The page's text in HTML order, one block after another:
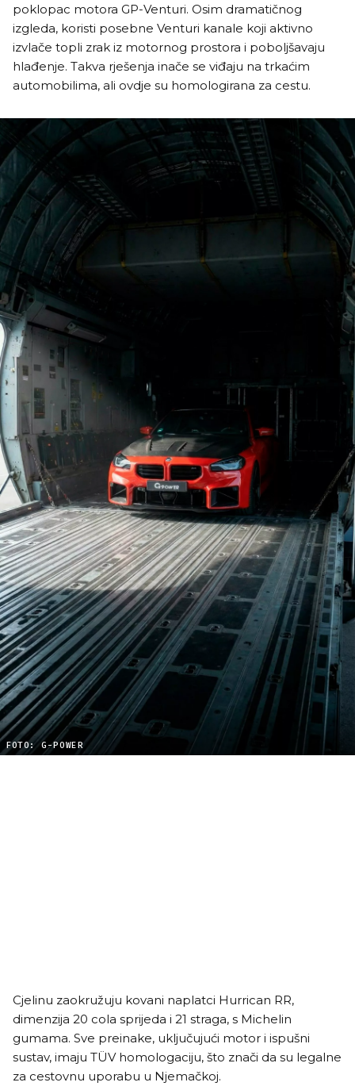
poklopac motora GP-Venturi. Osim dramatičnog
izgleda, koristi posebne Venturi kanale koji aktivno
izvlače topli zrak iz motornog prostora i poboljšavaju
hlađenje. Takva rješenja inače se viđaju na trkaćim
automobilima, ali ovdje su homologirana za cestu.
FOTO: G-POWER
Cjelinu zaokružuju kovani naplatci Hurrican RR,
dimenzija 20 cola sprijeda i 21 straga, s Michelin
gumama. Sve preinake, uključujući motor i ispušni
sustav, imaju TÜV homologaciju, što znači da su legalne
za cestovnu uporabu u Njemačkoj.